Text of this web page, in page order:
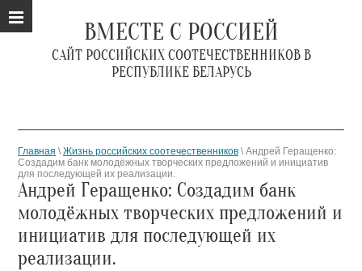
ВМЕСТЕ С РОССИЕЙ
САЙТ РОССИЙСКИХ СООТЕЧЕСТВЕННИКОВ В
РЕСПУБЛИКЕ БЕЛАРУСЬ
Главная \Жизнь российских соотечественников \ Андрей Геращенко:
Создадим банк молодёжных творческих предложений и инициатив
для последующей их реализации.
Андрей Геращенко: Создадим банк
молодёжных творческих предложений и
инициатив для последующей их
реализации.